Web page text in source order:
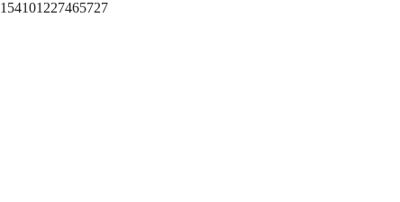
154101227465727